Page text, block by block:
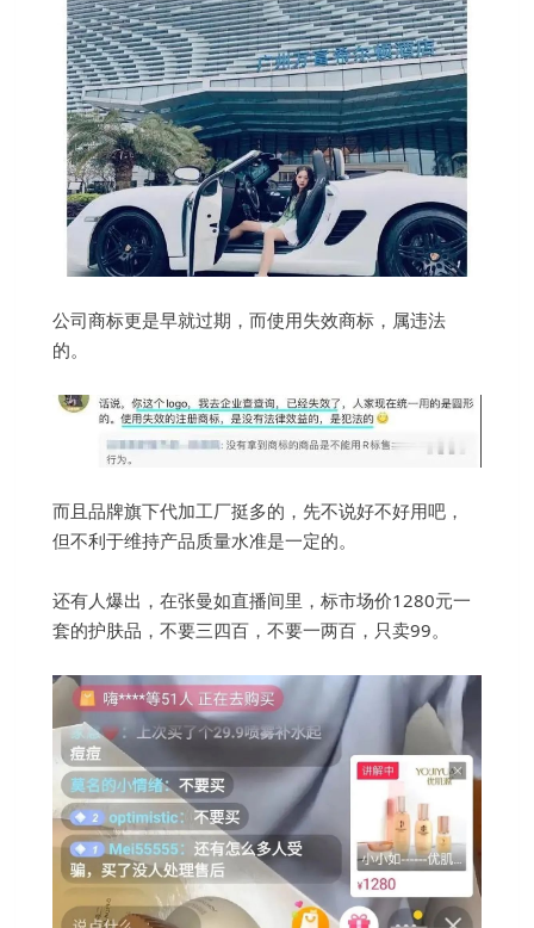
公司商标更是早就过期，而使用失效商标，属违法
的。
而且品牌旗下代加工厂挺多的，先不说好不好用吧，
但不利于维持产品质量水准是一定的。
还有人爆出，在张曼如直播间里，标市场价1280元一
套的护肤品，不要三四百，不要一两百，只卖99。